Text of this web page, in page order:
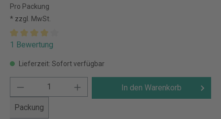
Pro Packung
* zzgl. MwSt.
1 Bewertung
Lieferzeit: Sofort verfügbar
Packung
In den Warenkorb